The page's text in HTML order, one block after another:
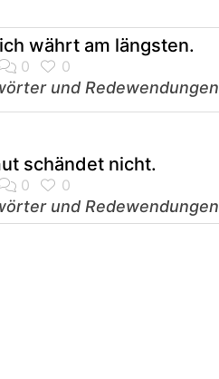
währt am längsten.
und Redewendungen
schändet nicht.
und Redewendungen